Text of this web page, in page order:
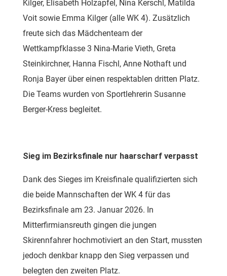
Kilger, Elisabeth Holzapfel, Nina Kerschl, Matilda
Voit sowie Emma Kilger (alle WK 4). Zusätzlich
freute sich das Mädchenteam der
Wettkampfklasse 3 Nina-Marie Vieth, Greta
Steinkirchner, Hanna Fischl, Anne Nothaft und
Ronja Bayer über einen respektablen dritten Platz.
Die Teams wurden von Sportlehrerin Susanne
Berger-Kress begleitet.
Sieg im Bezirksfinale nur haarscharf verpasst
Dank des Sieges im Kreisfinale qualifizierten sich
die beide Mannschaften der WK 4 für das
Bezirksfinale am 23. Januar 2026. In
Mitterfirmiansreuth gingen die jungen
Skirennfahrer hochmotiviert an den Start, mussten
jedoch denkbar knapp den Sieg verpassen und
belegten den zweiten Platz.